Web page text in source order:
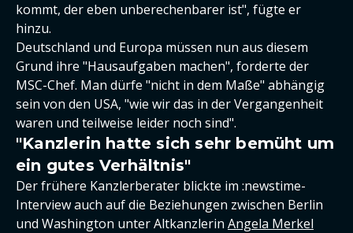
kommt, der eben unberechenbarer ist", fügte er
hinzu.
Deutschland und Europa müssen nun aus diesem
Grund ihre "Hausaufgaben machen", forderte der
MSC-Chef. Man dürfe "nicht in dem Maße" abhängig
sein von den USA, "wie wir das in der Vergangenheit
waren und teilweise leider noch sind".
"Kanzlerin hatte sich sehr bemüht um
ein gutes Verhältnis"
Der frühere Kanzlerberater blickte im :newstime-
Interview auch auf die Beziehungen zwischen Berlin
und Washington unter Altkanzlerin Angela Merkel